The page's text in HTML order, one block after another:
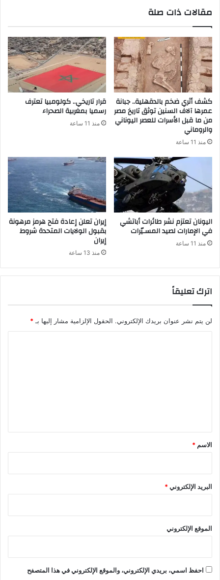
مقالات ذات صلة
كشف أثري ضخم بالدقهلية.. جبانة
عمرها آلاف السنين توثق تاريخ مصر
من ما قبل الأسرات للعصر اليوناني
والروماني
منذ 11 ساعة
قرار تاريخي.. كولومبيا تعترف
رسميا بمغربية الصحراء
منذ 11 ساعة
اليونان تعتزم نشر طائرات أباتشي
في الإمارات لصيد المسـيّرات
منذ 11 ساعة
إيران تعلن إعادة فتح هرمز مرهونة
بقبول الولايات المتحدة شروط
إيران
منذ 13 ساعة
اترك تعليقاً
لن يتم نشر عنوان بريدك الإلكتروني. الحقول الإلزامية مشار إليها بـ *
*
الاسم *
البريد الإلكتروني*
الموقع الإلكتروني
احفظ اسمي، بريدي الإلكتروني، والموقع الإلكتروني في هذا المتصفح